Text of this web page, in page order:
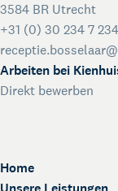
Home
3584 BR Utrecht
+31 (0) 30 234 7 234
Arbeiten bei
Direkt bewerben